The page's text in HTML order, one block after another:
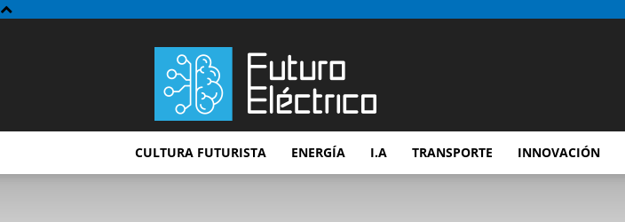
Futuro
Electrico
CULTURA FUTURISTA ENERGÍA I.A TRANSPORTE INNOVACIÓN